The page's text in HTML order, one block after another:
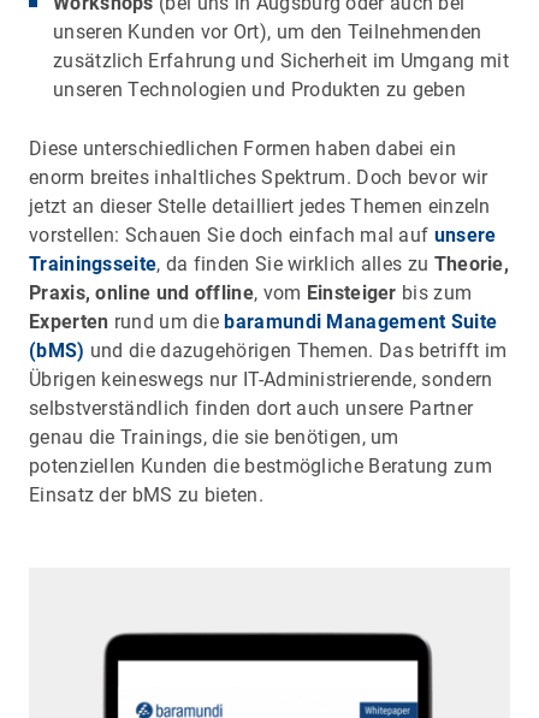
unseren Kunden vor Ort), um den Teilnehmenden
zusätzlich Erfahrung und Sicherheit im Umgang mit
unseren Technologien und Produkten zu geben
Diese unterschiedlichen Formen haben dabei ein
enorm breites inhaltliches Spektrum. Doch bevor wir
jetzt an dieser Stelle detailliert jedes Themen einzeln
vorstellen: Schauen Sie doch einfach mal auf unsere
Trainingsseite, da finden Sie wirklich alles zu Theorie,
Praxis, online und offline, vom Einsteiger bis zum
Experten rund um diebaramundi Management Suite
(bMS) und die dazugehörigen Themen. Das betrifft im
Übrigen keineswegs nur IT-Administrierende, sondern
selbstverständlich finden dort auch unsere Partner
genau die Trainings, die sie benötigen, um
potenziellen Kunden die bestmögliche Beratung zum
Einsatz der bMS zu bieten.